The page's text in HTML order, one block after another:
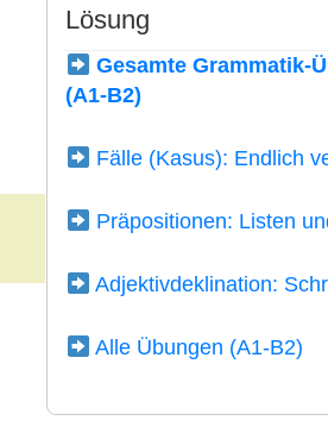
Lösung
Gesamte Grammatik-
(A1-B2)
Fälle (Kasus): Endlich
Präpositionen: Listen
Adjektivdeklination:
Alle Übungen (A1-B2)